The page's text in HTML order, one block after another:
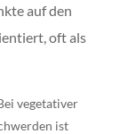
auf den
oft als
vegetativer
ist